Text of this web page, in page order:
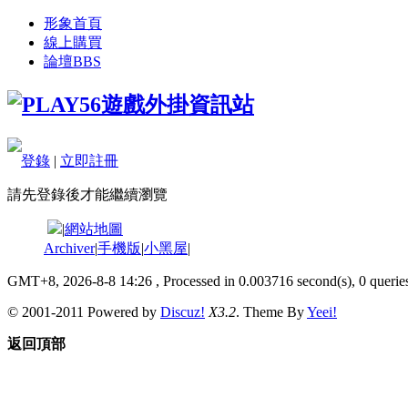
形象首頁
線上購買
論壇BBS
登錄 | 立即註冊
請先登錄後才能繼續瀏覽
|網站地圖
Archiver|手機版|小黑屋|
GMT+8, 2026-8-8 14:26 , Processed in 0.003716 second(s), 0
© 2001-2011 Powered by Discuz! X3.2. Theme ByYeei!
返回頂部